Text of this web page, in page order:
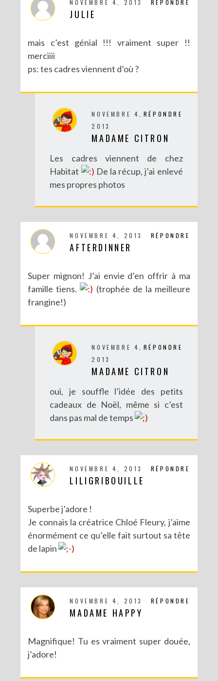
RÉPONDRE
NOVEMBRE 4, 2013
JULIE
mais c’est génial !!! vraiment super !!
merciiii
ps: tes cadres viennent d’où ?
RÉPONDRE
NOVEMBRE 4,
2013
MADAME CITRON
Les cadres viennent de chez
Habitat
De la récup, j’ai enlevé
mes propres photos
RÉPONDRE
NOVEMBRE 4, 2013
AFTERDINNER
Super mignon! J’ai envie d’en offrir à ma
famille tiens.
(trophée de la meilleure
frangine!)
RÉPONDRE
NOVEMBRE 4,
2013
MADAME CITRON
oui, je souffle l’idée des petits
cadeaux de Noël, même si c’est
dans pas mal de temps
RÉPONDRE
NOVEMBRE 4, 2013
LILIGRIBOUILLE
Superbe j’adore !
Je connais la créatrice Chloé Fleury, j’aime
énormément ce qu’elle fait surtout sa tête
de lapin
RÉPONDRE
NOVEMBRE 4, 2013
MADAME HAPPY
Magnifique! Tu es vraiment super douée,
j’adore!